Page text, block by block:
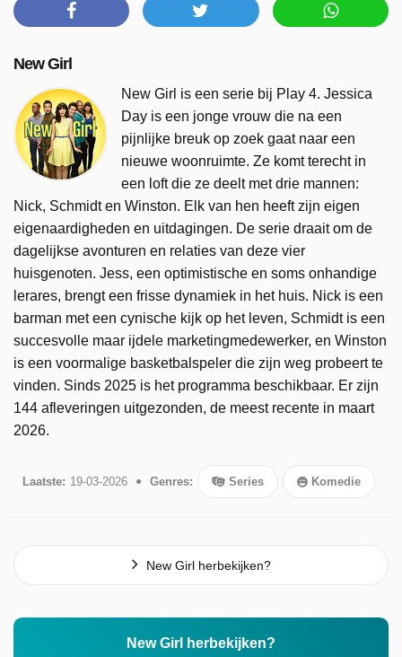
New Girl
New Girl is een serie bij Play 4. Jessica
Day is een jonge vrouw die na een
pijnlijke breuk op zoek gaat naar een
nieuwe woonruimte. Ze komt terecht in
een loft die ze deelt met drie mannen:
Nick, Schmidt en Winston. Elk van hen heeft zijn eigen
eigenaardigheden en uitdagingen. De serie draait om de
dagelijkse avonturen en relaties van deze vier
huisgenoten. Jess, een optimistische en soms onhandige
lerares, brengt een frisse dynamiek in het huis. Nick is een
barman met een cynische kijk op het leven, Schmidt is een
succesvolle maar ijdele marketingmedewerker, en Winston
is een voormalige basketbalspeler die zijn weg probeert te
vinden. Sinds 2025 is het programma beschikbaar. Er zijn
144 afleveringen uitgezonden, de meest recente in maart
2026.
Laatste: 19-03-2026 Genres: Series Komedie
New Girl herbekijken?
New Girl herbekijken?